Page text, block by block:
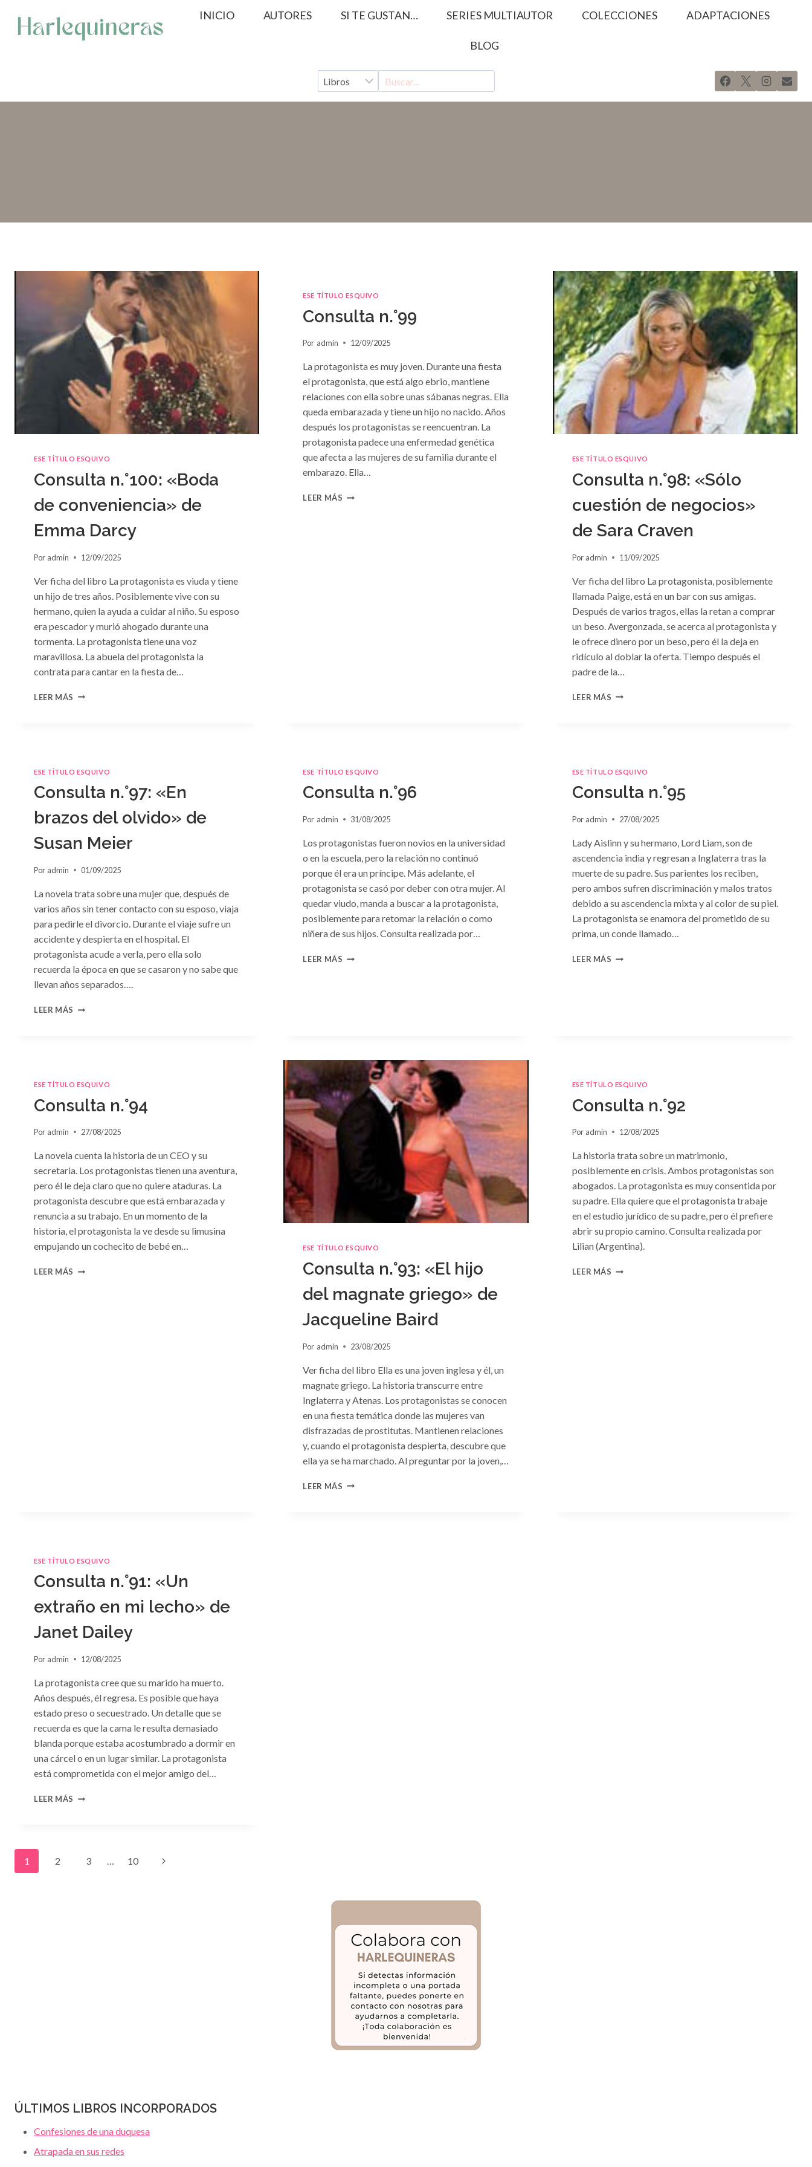
contenido
INICIO AUTORES SI TE GUSTAN… SERIES MULTIAUTOR COLECCIONES ADAPTACIONES
BLOG
ESE TÍTULO ESQUIVO
Consulta n.°100: «Boda
de conveniencia» de
Emma Darcy
Por admin 12/09/2025
Ver ficha del libro La protagonista es viuda y tiene
un hijo de tres años. Posiblemente vive con su
hermano, quien la ayuda a cuidar al niño. Su esposo
era pescador y murió ahogado durante una
tormenta. La protagonista tiene una voz
maravillosa. La abuela del protagonista la
contrata para cantar en la fiesta de…
LEER MÁS CONSULTA
EMMA
DARCY
ESE TÍTULO ESQUIVO
Consulta n.°99
Por admin 12/09/2025
La protagonista es muy joven. Durante una fiesta
el protagonista, que está algo ebrio, mantiene
relaciones con ella sobre unas sábanas negras. Ella
queda embarazada y tiene un hijo no nacido. Años
después los protagonistas se reencuentran. La
protagonista padece una enfermedad genética
que afecta a las mujeres de su familia durante el
embarazo. Ella…
LEER MÁS CONSULTA
ESE TÍTULO ESQUIVO
Consulta n.°98: «Sólo
cuestión de negocios»
de Sara Craven
Por admin 11/09/2025
Ver ficha del libro La protagonista, posiblemente
llamada Paige, está en un bar con sus amigas.
Después de varios tragos, ellas la retan a comprar
un beso. Avergonzada, se acerca al protagonista y
le ofrece dinero por un beso, pero él la deja en
ridículo al doblar la oferta. Tiempo después el
padre de la…
LEER MÁS CONSULTA
SARA
ESE TÍTULO ESQUIVO
Consulta n.°97: «En
brazos del olvido» de
Susan Meier
Por admin 01/09/2025
La novela trata sobre una mujer que, después de
varios años sin tener contacto con su esposo, viaja
para pedirle el divorcio. Durante el viaje sufre un
accidente y despierta en el hospital. El
protagonista acude a verla, pero ella solo
recuerda la época en que se casaron y no sabe que
llevan años separados….
LEER MÁS CONSULTA
SUSAN
ESE TÍTULO ESQUIVO
Consulta n.°96
Por admin 31/08/2025
Los protagonistas fueron novios en la universidad
o en la escuela, pero la relación no continuó
porque él era un príncipe. Más adelante, el
protagonista se casó por deber con otra mujer. Al
quedar viudo, manda a buscar a la protagonista,
posiblemente para retomar la relación o como
niñera de sus hijos. Consulta realizada por…
LEER MÁS CONSULTA
ESE TÍTULO ESQUIVO
Consulta n.°95
Por admin 27/08/2025
Lady Aislinn y su hermano, Lord Liam, son de
ascendencia india y regresan a Inglaterra tras la
muerte de su padre. Sus parientes los reciben,
pero ambos sufren discriminación y malos tratos
debido a su ascendencia mixta y al color de su piel.
La protagonista se enamora del prometido de su
prima, un conde llamado…
LEER MÁS CONSULTA
ESE TÍTULO ESQUIVO
Consulta n.°94
Por admin 27/08/2025
La novela cuenta la historia de un CEO y su
secretaria. Los protagonistas tienen una aventura,
pero él le deja claro que no quiere ataduras. La
protagonista descubre que está embarazada y
renuncia a su trabajo. En un momento de la
historia, el protagonista la ve desde su limusina
empujando un cochecito de bebé en…
LEER MÁS CONSULTA
ESE TÍTULO ESQUIVO
Consulta n.°93: «El hijo
del magnate griego» de
Jacqueline Baird
Por admin 23/08/2025
Ver ficha del libro Ella es una joven inglesa y él, un
magnate griego. La historia transcurre entre
Inglaterra y Atenas. Los protagonistas se conocen
en una fiesta temática donde las mujeres van
disfrazadas de prostitutas. Mantienen relaciones
y, cuando el protagonista despierta, descubre que
ella ya se ha marchado. Al preguntar por la joven,…
LEER MÁS CONSULTA
ESE TÍTULO ESQUIVO
Consulta n.°92
Por admin 12/08/2025
La historia trata sobre un matrimonio,
posiblemente en crisis. Ambos protagonistas son
abogados. La protagonista es muy consentida por
su padre. Ella quiere que el protagonista trabaje
en el estudio jurídico de su padre, pero él prefiere
abrir su propio camino. Consulta realizada por
Lilian (Argentina).
LEER MÁS CONSULTA
ESE TÍTULO ESQUIVO
Consulta n.°91: «Un
extraño en mi lecho» de
Janet Dailey
Por admin 12/08/2025
La protagonista cree que su marido ha muerto.
Años después, él regresa. Es posible que haya
estado preso o secuestrado. Un detalle que se
recuerda es que la cama le resulta demasiado
blanda porque estaba acostumbrado a dormir en
una cárcel o en un lugar similar. La protagonista
está comprometida con el mejor amigo del…
LEER MÁS CONSULTA
Navegación
1 2 3 … 10
Siguiente
ÚLTIMOS LIBROS INCORPORADOS
Confesiones de una duquesa
Atrapada en sus redes